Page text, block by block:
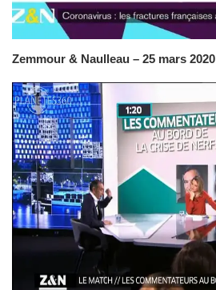
Zemmour & Naulleau – 25 mars 2020